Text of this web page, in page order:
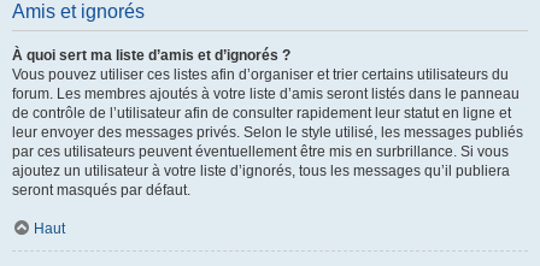
Amis et ignorés
À quoi sert ma liste d’amis et d’ignorés ?
Vous pouvez utiliser ces listes afin d’organiser et trier certains utilisateurs du
forum. Les membres ajoutés à votre liste d’amis seront listés dans le panneau
de contrôle de l’utilisateur afin de consulter rapidement leur statut en ligne et
leur envoyer des messages privés. Selon le style utilisé, les messages publiés
par ces utilisateurs peuvent éventuellement être mis en surbrillance. Si vous
ajoutez un utilisateur à votre liste d’ignorés, tous les messages qu’il publiera
seront masqués par défaut.
Haut